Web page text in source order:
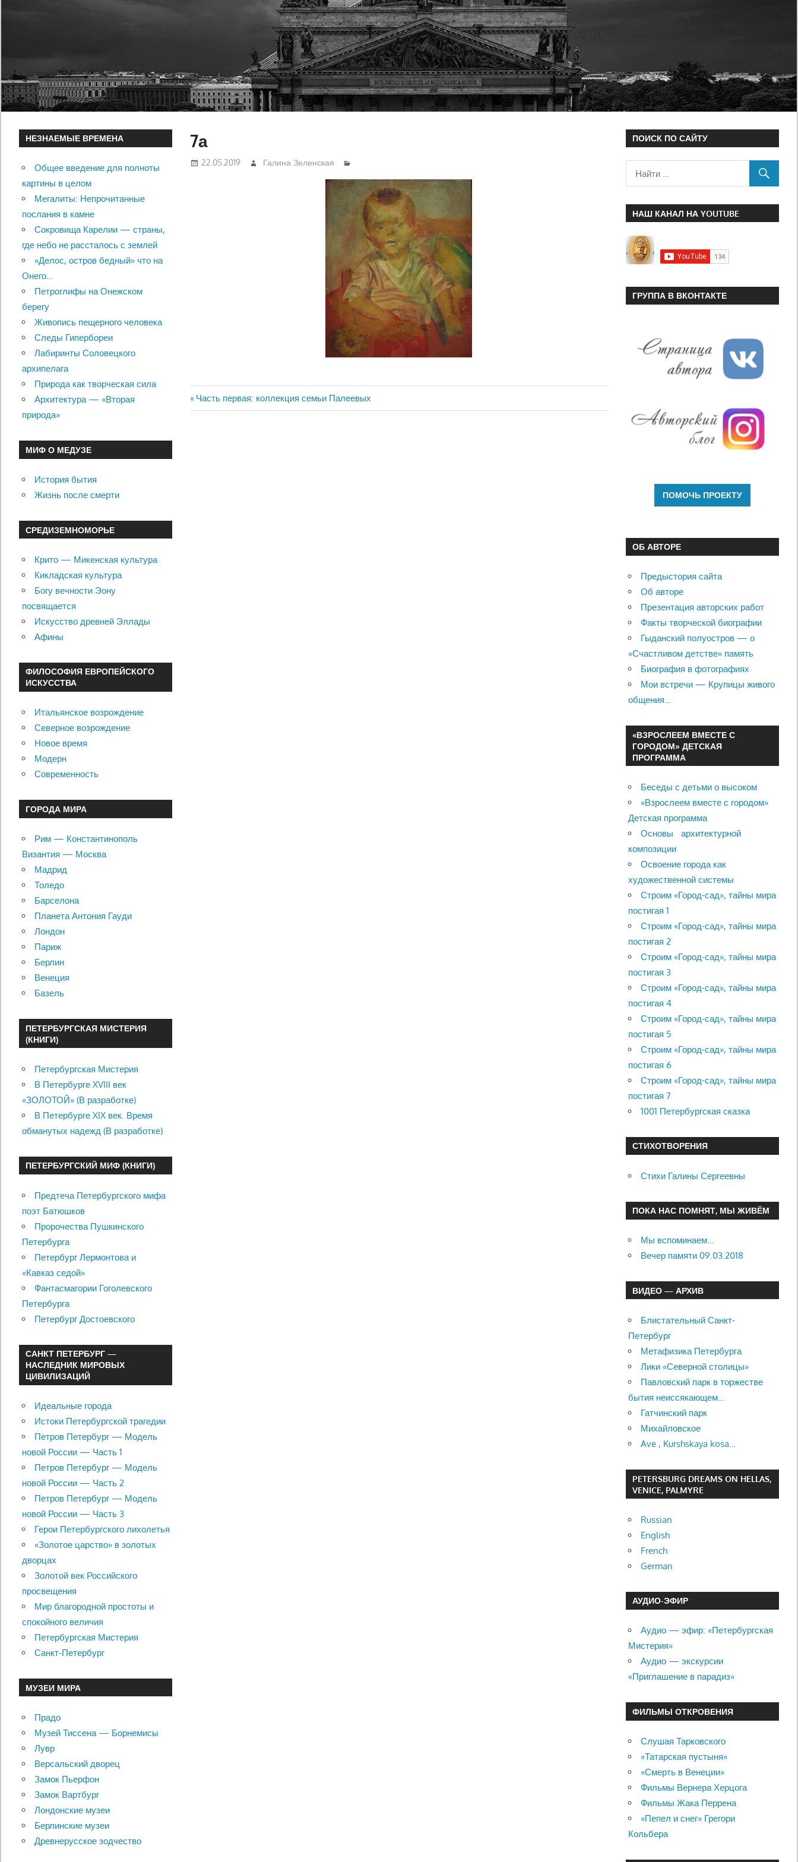
7а
22.05.2019 Галина Зеленская
Навигация
Previous
Post:
Часть первая: коллекция семьи Палеевых
НЕЗНАЕМЫЕ ВРЕМЕНА
Общее введение для полноты
картины в целом
Мегалиты: Непрочитанные
послания в камне
Сокровища Карелии — страны,
где небо не рассталось с землей
«Делос, остров бедный» что на
Онего…
Петроглифы на Онежском
берегу
Живопись пещерного человека
Следы Гипербореи
Лабиринты Соловецкого
архипелага
Природа как творческая сила
Архитектура — «Вторая
природа»
МИФ О МЕДУЗЕ
История бытия
Жизнь после смерти
СРЕДИЗЕМНОМОРЬЕ
Крито — Микенская культура
Кикладская культура
Богу вечности Эону
посвящается
Искусство древней Эллады
Афины
ФИЛОСОФИЯ ЕВРОПЕЙСКОГО
ИСКУССТВА
Итальянское возрождение
Северное возрождение
Новое время
Модерн
Современность
ГОРОДА МИРА
Рим — Константинополь
Византия — Москва
Мадрид
Толедо
Барселона
Планета Антония Гауди
Лондон
Париж
Берлин
Венеция
Базель
ПЕТЕРБУРГСКАЯ МИСТЕРИЯ
(КНИГИ)
Петербургская Мистерия
В Петербурге XVIII век
«ЗОЛОТОЙ» (В разработке)
В Петербурге XIX век. Время
обманутых надежд (В разработке)
ПЕТЕРБУРГСКИЙ МИФ (КНИГИ)
Предтеча Петербургского мифа
поэт Батюшков
Пророчества Пушкинского
Петербурга
Петербург Лермонтова и
«Кавказ седой»
Фантасмагории Гоголевского
Петербурга
Петербург Достоевского
САНКТ ПЕТЕРБУРГ —
НАСЛЕДНИК МИРОВЫХ
ЦИВИЛИЗАЦИЙ
Идеальные города
Истоки Петербургской трагедии
Петров Петербург — Модель
новой России — Часть 1
Петров Петербург — Модель
новой России — Часть 2
Петров Петербург — Модель
новой России — Часть 3
Герои Петербургского лихолетья
«Золотое царство» в золотых
дворцах
Золотой век Российского
просвещения
Мир благородной простоты и
спокойного величия
Петербургская Мистерия
Санкт-Петербург
МУЗЕИ МИРА
Прадо
Музей Тиссена — Борнемисы
Лувр
Версальский дворец
Замок Пьерфон
Замок Вартбург
Лондонские музеи
Берлинские музеи
Древнерусское зодчество
ПОИСК ПО САЙТУ
НАШ КАНАЛ НА YOUTUBE
ГРУППА В ВКОНТАКТЕ
ОБ АВТОРЕ
Предыстория сайта
Об авторе
Презентация авторских работ
Факты творческой биографии
Гыданский полуостров — о
«Счастливом детстве» память
Биография в фотографиях
Мои встречи — Крупицы живого
общения…
«ВЗРОСЛЕЕМ ВМЕСТЕ С
ГОРОДОМ» ДЕТСКАЯ
ПРОГРАММА
Беседы с детьми о высоком
«Взрослеем вместе с городом»
Детская программа
Основы архитектурной
композиции
Освоение города как
художественной системы
Строим «Город-сад», тайны мира
постигая 1
Строим «Город-сад», тайны мира
постигая 2
Строим «Город-сад», тайны мира
постигая 3
Строим «Город-сад», тайны мира
постигая 4
Строим «Город-сад», тайны мира
постигая 5
Строим «Город-сад», тайны мира
постигая 6
Строим «Город-сад», тайны мира
постигая 7
1001 Петербургская сказка
СТИХОТВОРЕНИЯ
Стихи Галины Сергеевны
ПОКА НАС ПОМНЯТ, МЫ ЖИВЁМ
Мы вспоминаем…
Вечер памяти 09.03.2018
ВИДЕО — АРХИВ
Блистательный Санкт-
Петербург
Метафизика Петербурга
Лики «Северной столицы»
Павловский парк в торжестве
бытия неиссякающем…
Гатчинский парк
Михайловское
Ave , Kurshskaya kosa…
PETERSBURG DREAMS ON HELLAS,
VENICE, PALMYRE
Russian
English
French
German
АУДИО-ЭФИР
Аудио — эфир: «Петербургская
Мистерия»
Аудио — экскурсии
«Приглашение в парадиз»
ФИЛЬМЫ ОТКРОВЕНИЯ
Слушая Тарковского
«Татарская пустыня»
«Смерть в Венеции»
Фильмы Вернера Херцога
Фильмы Жака Перрена
«Пепел и снег» Грегори
Кольбера